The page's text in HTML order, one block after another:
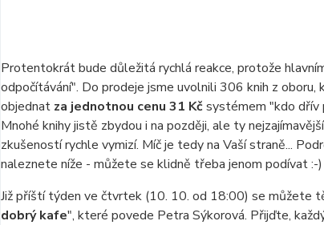
Protentokrát bude důležitá rychlá reakce, protože
odpočítávání". Do prodeje jsme uvolnili 306 knih z oboru,
objednat za jednotnou cenu 31 Kčsystémem "kdo dřív
Mnohé knihy jistě zbydou i na později, ale ty
zkušeností rychle vymizí. Míč je tedy na Vaší straně...
naleznete níže - můžete se klidně třeba jenom podívat :-)
Již příští týden ve čtvrtek (10. 10. od 18:00) se můžete
dobrý kafe", které povede Petra Sýkorová. Přijďte,